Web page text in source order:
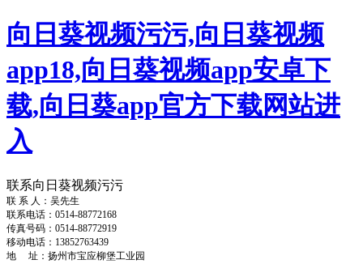
向日葵视频污污,向日葵视频
app18,向日葵视频app安卓下
载,向日葵app官方下载网站进
入
联系向日葵视频污污
联 系 人：吴先生
联系电话：0514-88772168
传真号码：0514-88772919
移动电话：13852763439
地 址：扬州市宝应柳堡工业园